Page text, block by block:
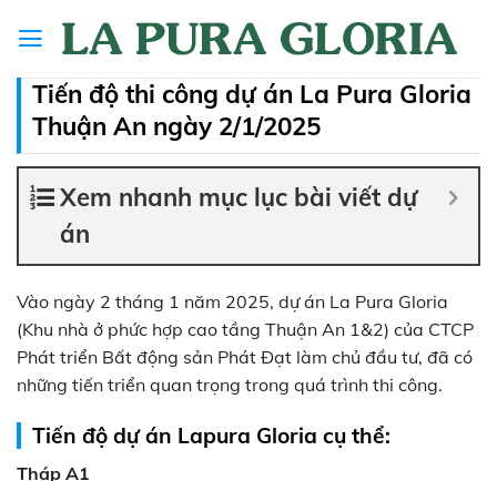
Tiến độ thi công dự án La Pura Gloria
Thuận An ngày 2/1/2025
Xem nhanh mục lục bài viết dự
án
Vào ngày 2 tháng 1 năm 2025, dự án La Pura Gloria
(Khu nhà ở phức hợp cao tầng Thuận An 1&2) của CTCP
Phát triển Bất động sản Phát Đạt làm chủ đầu tư, đã có
những tiến triển quan trọng trong quá trình thi công.
Tiến độ dự án Lapura Gloria cụ thể:
Tháp A1